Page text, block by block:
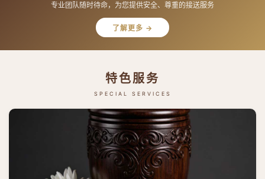
专业团队随时待命，为您提供安全、尊重的接送服务
了解更多 →
特色服务
SPECIAL SERVICES